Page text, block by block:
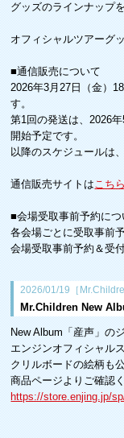
グッズのラインナップ
オフィシャルツアーグ
■通信販売について
2026年3月27日（金）
す。
第1回の発送は、2026
開始予定です。
以降のスケジュールは
通信販売サイトはこち
■会場受取事前予約につ
各会場ごとに受取事前
会場受取事前予約＆受
2026/01/19［
Mr.Children New
New Album「産声」の
エンジンオフィシャル
クリルボードの絵柄も
商品ページよりご確認
https://store.enjing.jp/